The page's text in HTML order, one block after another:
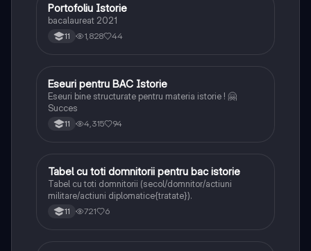
Istorie
Portofoliu Istorie
bacalaureat 2021
11 1,828 44
Istorie
Eseuri pentru BAC Istorie
Eseuri bine structurate pentru materia istorie ! 🤗
Succes
11 4,315 94
Istorie
Tabel cu toti domnitorii pentru bac istorie
Tabel cu toti domnitorii (secol/domnitor/actiuni
militare/actiuni diplomatice{tratate}).
11 721 6